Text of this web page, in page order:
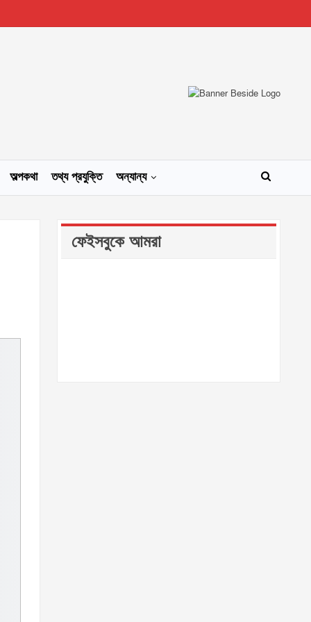
অল্পকথা তথ্য প্রযুক্তি অন্যান্য
ফেইসবুকে আমরা